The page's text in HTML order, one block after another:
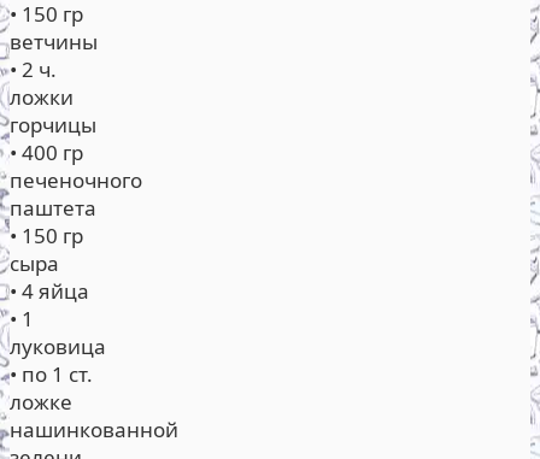
• 150 гр
ветчины
• 2 ч.
ложки
горчицы
• 400 гр
печеночного
паштета
• 150 гр
сыра
• 4 яйца
• 1
луковица
• по 1 ст.
ложке
нашинкованной